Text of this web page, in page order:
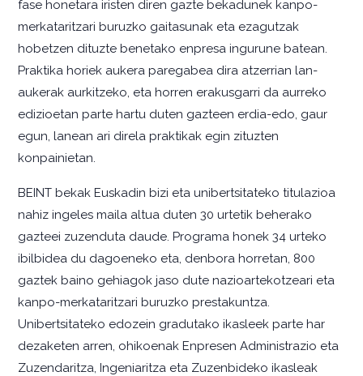
fase honetara iristen diren gazte bekadunek kanpo-
merkataritzari buruzko gaitasunak eta ezagutzak
hobetzen dituzte benetako enpresa ingurune batean.
Praktika horiek aukera paregabea dira atzerrian lan-
aukerak aurkitzeko, eta horren erakusgarri da aurreko
edizioetan parte hartu duten gazteen erdia-edo, gaur
egun, lanean ari direla praktikak egin zituzten
konpainietan.
BEINT bekak Euskadin bizi eta unibertsitateko titulazioa
nahiz ingeles maila altua duten 30 urtetik beherako
gazteei zuzenduta daude. Programa honek 34 urteko
ibilbidea du dagoeneko eta, denbora horretan, 800
gaztek baino gehiagok jaso dute nazioartekotzeari eta
kanpo-merkataritzari buruzko prestakuntza.
Unibertsitateko edozein gradutako ikasleek parte har
dezaketen arren, ohikoenak Enpresen Administrazio eta
Zuzendaritza, Ingeniaritza eta Zuzenbideko ikasleak